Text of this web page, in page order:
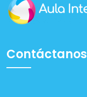
Contáctanos